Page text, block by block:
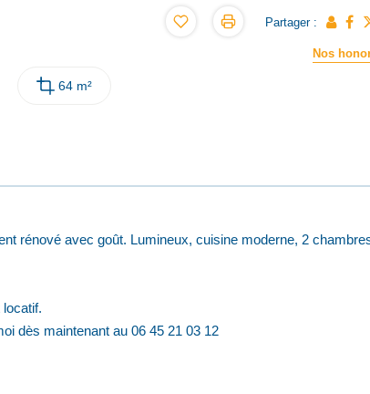
64 m²
Partager :
Nos
rénové avec goût. Lumineux, cuisine moderne, 2
dès maintenant au 06 45 21 03 12